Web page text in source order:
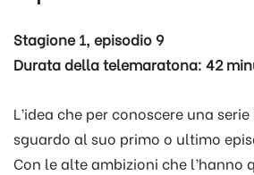
Stagione 1, episodio 9
Durata della telemaratona: 42
L’idea che per conoscere una
sguardo al suo primo o ultimo
Con le alte ambizioni che l’hanno